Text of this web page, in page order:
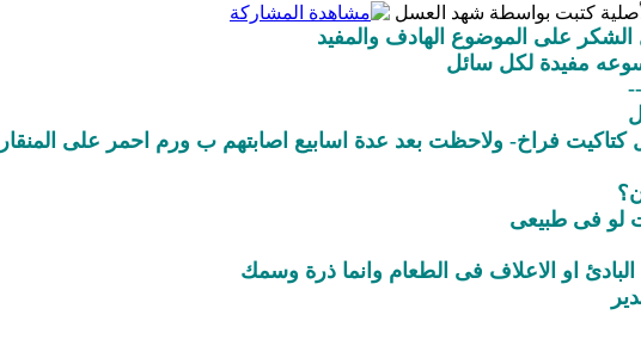
كتبت بواسطة شهد العسل
على الموضوع الهادف والمفيد
مفيدة لكل سائل
كتاكيت فراخ- ولاحظت بعد عدة اسابيع اصابتهم ب ورم احمر على
لو فى طبيعى
البادئ او الاعلاف فى الطعام وانما ذرة وسمك